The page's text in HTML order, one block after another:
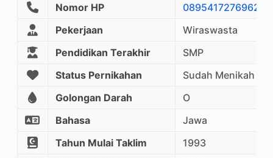
Nomor HP
0895417276962
Pekerjaan
Wiraswasta
Pendidikan Terakhir
SMP
Status Pernikahan
Sudah Menikah
Golongan Darah
O
Bahasa
Jawa
Tahun Mulai Taklim
1993